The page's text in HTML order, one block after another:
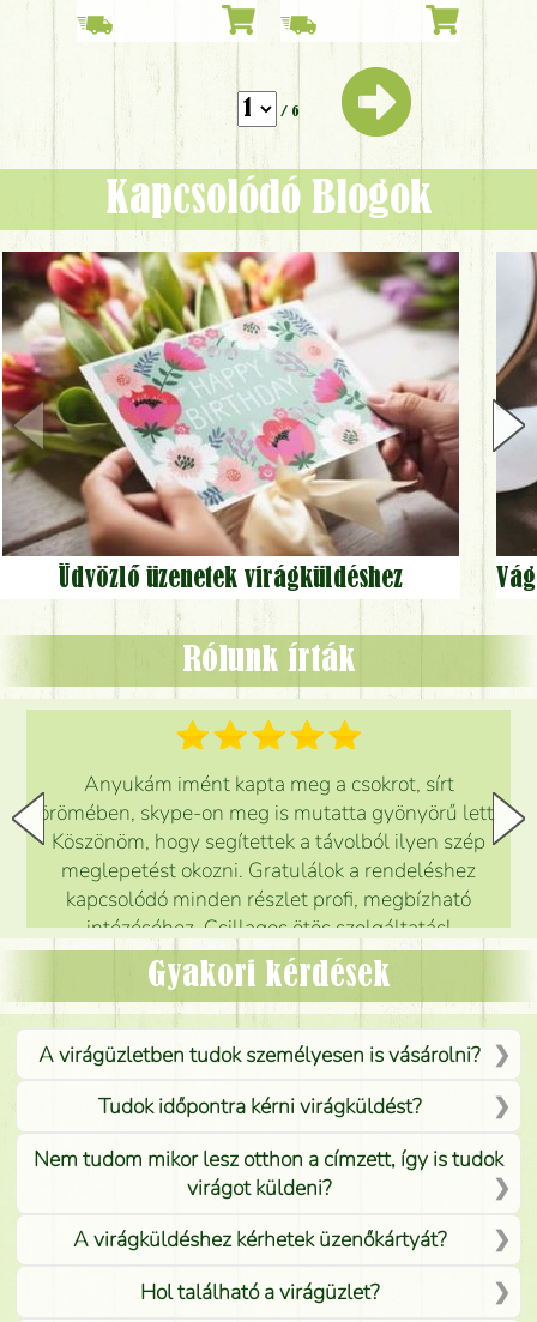
/ 6
Kapcsolódó Blogok
Üdvözlő üzenetek virágküldéshez
Rólunk írták
Anyukám imént kapta meg a csokrot, sírt
örömében, skype-on meg is mutatta gyönyörű lett.
Köszönöm, hogy segítettek a távolból ilyen szép
meglepetést okozni. Gratulálok a rendeléshez
kapcsolódó minden részlet profi, megbízható
intézéséhez. Csillagos ötös szolgáltatás!
Mónika
Gyakori kérdések
A virágüzletben tudok személyesen is vásárolni?
Tudok időpontra kérni virágküldést?
Nem tudom mikor lesz otthon a címzett, így is tudok
virágot küldeni?
A virágküldéshez kérhetek üzenőkártyát?
Hol található a virágüzlet?